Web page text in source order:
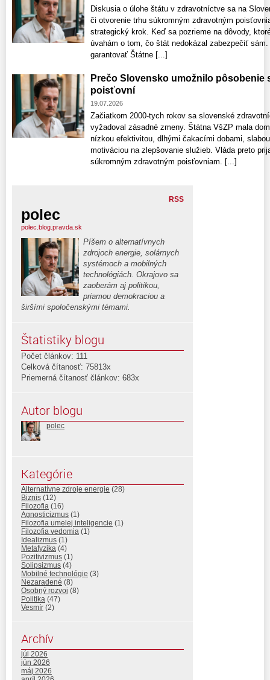
Diskusia o úlohe štátu v zdravotníctve sa na
či otvorenie trhu súkromným zdravotným
strategický krok. Keď sa pozrieme na dôvody,
úvahám o tom, čo štát nedokázal zabezpečiť
garantovať Štátne [...]
Prečo Slovensko umožnilo
poisťovní
19.07.2026
Začiatkom 2000‑tych rokov sa slovenské
vyžadoval zásadné zmeny. Štátna VšZP mala
nízkou efektivitou, dlhými čakacími dobami,
motiváciou na zlepšovanie služieb. Vláda preto
súkromným zdravotným poisťovniam. [...]
RSS
polec
polec.blog.pravda.sk
Píšem o alternatívnych
zdrojoch energie, solárnych
systémoch a mobilných
technológiách. Okrajovo sa
zaoberám aj politikou,
priamou demokraciou a
širšími spoločenskými témami.
Štatistiky blogu
Počet článkov: 111
Celková čítanosť: 75813x
Priemerná čítanosť článkov: 683x
Autor blogu
polec
Kategórie
Alternatívne zdroje energie (28)
Biznis (12)
Filozofia (16)
Agnosticizmus (1)
Filozofia umelej inteligencie (1)
Filozofia vedomia (1)
Idealizmus (1)
Metafyzika (4)
Pozitivizmus (1)
Solipsizmus (4)
Mobilné technológie (3)
Nezaradené (8)
Osobný rozvoj (8)
Politika (47)
Vesmír (2)
Archív
júl 2026
jún 2026
máj 2026